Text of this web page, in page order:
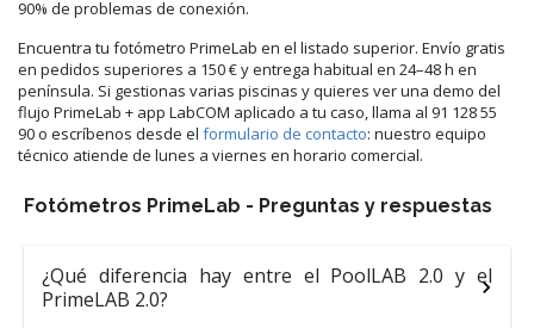
90% de problemas de conexión.
Encuentra tu fotómetro PrimeLab en el listado superior. Envío gratis
en pedidos superiores a 150 € y entrega habitual en 24–48 h en
península. Si gestionas varias piscinas y quieres ver una demo del
flujo PrimeLab + app LabCOM aplicado a tu caso, llama al 91 128 55
90 o escríbenos desde el formulario de contacto: nuestro equipo
técnico atiende de lunes a viernes en horario comercial.
Fotómetros PrimeLab - Preguntas y respuestas
¿Qué diferencia hay entre el PoolLAB 2.0 y el
PrimeLAB 2.0?